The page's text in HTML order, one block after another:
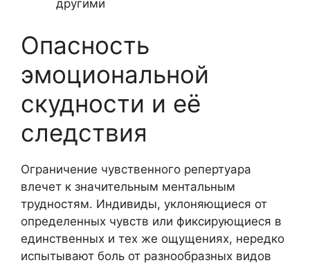
другими
Опасность
эмоциональной
скудности и её
следствия
Ограничение чувственного репертуара
влечет к значительным ментальным
трудностям. Индивиды, уклоняющиеся от
определенных чувств или фиксирующиеся в
единственных и тех же ощущениях, нередко
испытывают боль от разнообразных видов